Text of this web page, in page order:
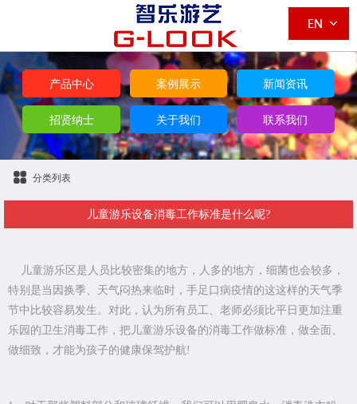
产品中心 案例展示 新闻资讯
招贤纳士 关于我们 联系我们
分类列表
儿童游乐设备消毒工作标准是什么呢?
儿童游乐区是人员比较密集的地方，人多的地方，细菌也会较多，
特别是当因换季、天气闷热来临时，手足口病疫情的这这样的天气季
节中比较容易发生。对此，认为所有员工、老师必须比平日更加注重
乐园的卫生消毒工作，把儿童游乐设备的消毒工作做标准，做全面、
做细致，才能为孩子的健康保驾护航!